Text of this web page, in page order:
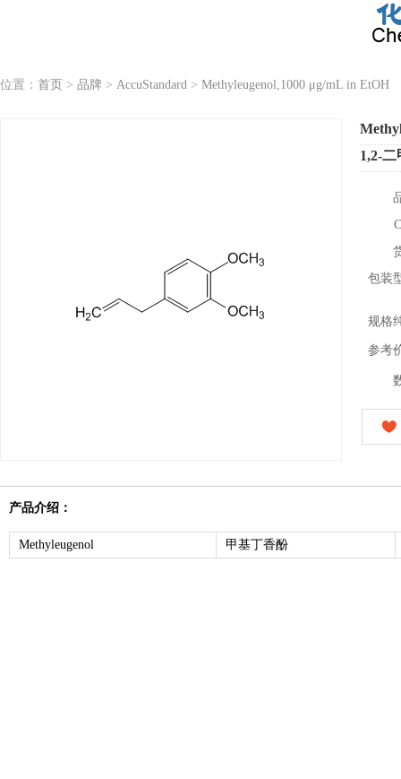
位置： 首页 > 品牌 > AccuStandard > Methyleugenol,1000 μg/mL in EtOH
1,2-
包装
规格
参考
产品介绍：
Methyleugenol 甲基丁香酚